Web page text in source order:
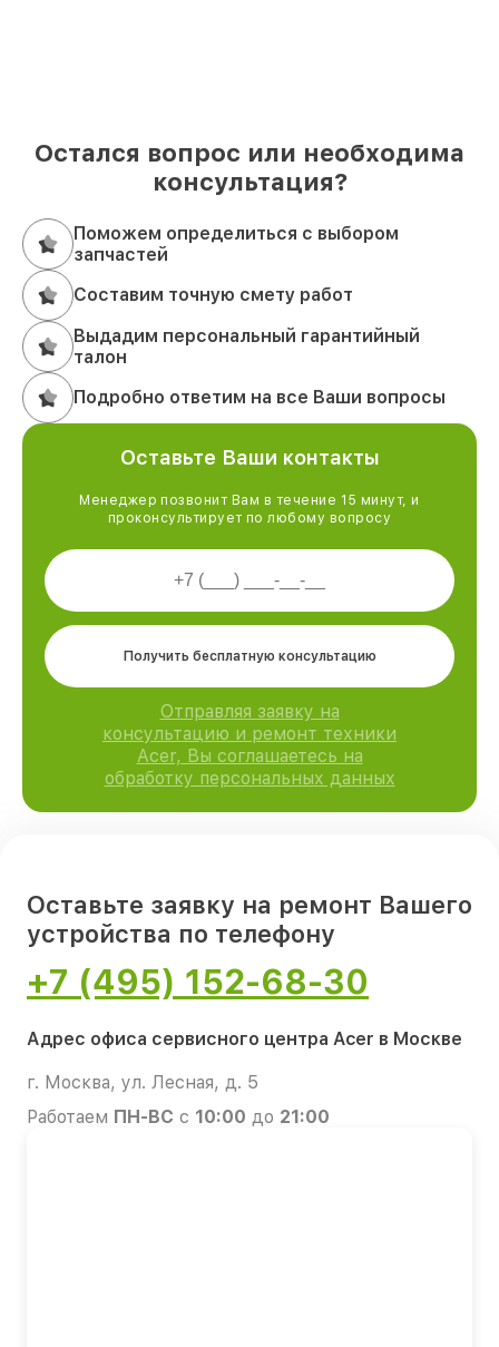
Остался вопрос или необходима
консультация?
Поможем определиться с выбором
запчастей
Составим точную смету работ
Выдадим персональный гарантийный
талон
Подробно ответим на все Ваши вопросы
Оставьте Ваши контакты
Менеджер позвонит Вам в течение 15 минут, и
проконсультирует по любому вопросу
Получить бесплатную консультацию
Отправляя заявку на
консультацию и ремонт техники
Acer, Вы соглашаетесь на
обработку персональных данных
Оставьте заявку на ремонт Вашего
устройства по телефону
+7 (495) 152-68-30
Адрес офиса сервисного центра Acer в Москве
г. Москва, ул. Лесная, д. 5
Работаем ПН-ВС с 10:00 до 21:00